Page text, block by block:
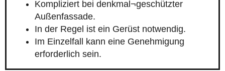
Kompliziert bei denkmal¬geschützter
Außenfassade.
In der Regel ist ein Gerüst notwendig.
Im Einzelfall kann eine Genehmigung
erforderlich sein.